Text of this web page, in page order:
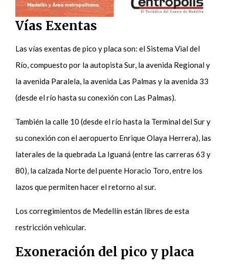
Vías Exentas
Las vías exentas de pico y placa son: el Sistema Vial del
Río, compuesto por la autopista Sur, la avenida Regional y
la avenida Paralela, la avenida Las Palmas y la avenida 33
(desde el río hasta su conexión con Las Palmas).
También la calle 10 (desde el río hasta la Terminal del Sur y
su conexión con el aeropuerto Enrique Olaya Herrera), las
laterales de la quebrada La Iguaná (entre las carreras 63 y
80), la calzada Norte del puente Horacio Toro, entre los
lazos que permiten hacer el retorno al sur.
Los corregimientos de Medellín están libres de esta
restricción vehicular.
Exoneración del pico y placa